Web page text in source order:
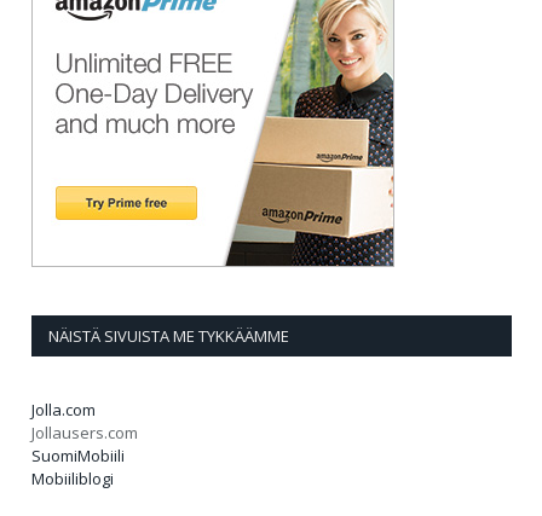
NÄISTÄ SIVUISTA ME TYKKÄÄMME
Jolla.com
Jollausers.com
SuomiMobiili
Mobiiliblogi